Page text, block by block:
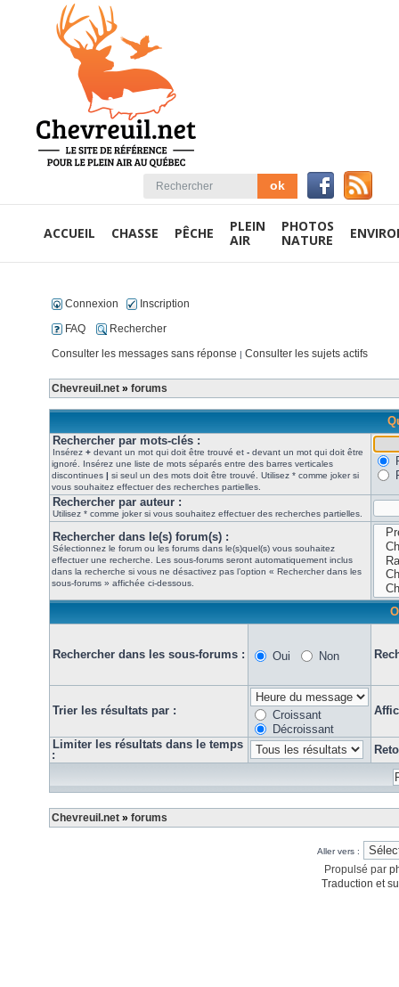
ACCUEIL CHASSE PÊCHE
PLEIN
AIR
PHOTOS
NATURE
Connexion
Inscription
FAQ
Rechercher
Consulter les messages sans réponse | Consulter les sujets actifs
Chevreuil.net » forums
Rechercher par mots-clés :
Insérez + devant un mot qui doit être trouvé et - devant un mot qui doit être
ignoré. Insérez une liste de mots séparés entre des barres verticales
discontinues | si seul un des mots doit être trouvé. Utilisez * comme joker si
vous souhaitez effectuer des recherches partielles.
Rechercher par auteur :
Utilisez * comme joker si vous souhaitez effectuer des recherches partielles.
Rechercher dans le(s) forum(s) :
Sélectionnez le forum ou les forums dans le(s)quel(s) vous souhaitez
effectuer une recherche. Les sous-forums seront automatiquement inclus
dans la recherche si vous ne désactivez pas l’option « Rechercher dans les
sous-forums » affichée ci-dessous.
Rechercher dans les sous-forums : Oui Non
Trier les résultats par :
Croissant
Décroissant
Limiter les résultats dans le temps
:
Chevreuil.net » forums
Aller vers :
Propulsé par
Traduction et